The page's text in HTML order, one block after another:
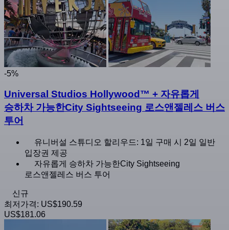
-5%
Universal Studios Hollywood™ + 자유롭게
승하차 가능한City Sightseeing 로스앤젤레스 버스
투어
유니버설 스튜디오 할리우드: 1일 구매 시 2일 일반
입장권 제공
자유롭게 승하차 가능한City Sightseeing
로스앤젤레스 버스 투어
신규
최저가격: US$190.59
US$181.06